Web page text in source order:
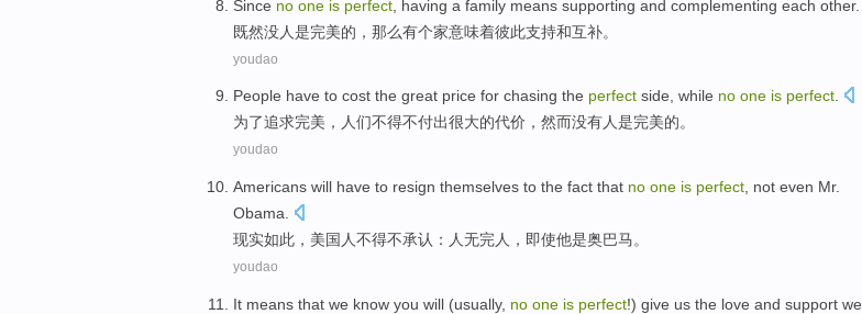
Since no one is perfect having a family means supporting and complementing each other.
既然没人是完美的 ，那么有个家意味着彼此支持和互补。
youdao
People have to cost the great price for chasing the perfect side, while no one is perfect.
为了追求完美 ， 人们不得不付出很大的代价 ， 然而没有人是完美的。
youdao
Americans will have to resign themselves to the fact that no one is perfect not even Mr.
Obama
现实如此 ， 美国人不得不承认： 人无完人 ， 即使他是奥巴马。
youdao
It means that we know you will (usually, no one is perfect!) give us the love and support we